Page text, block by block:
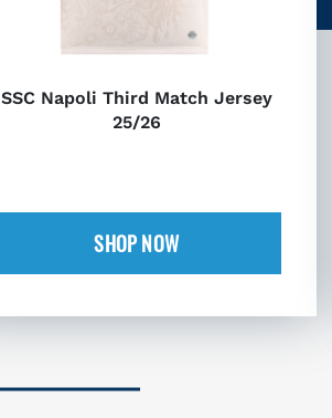
SSC Napoli Third Match Jersey
25/26
SHOP NOW